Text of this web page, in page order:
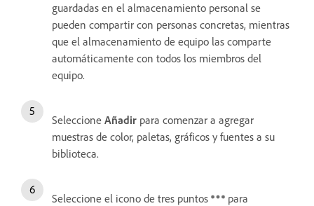
guardadas en el almacenamiento personal se
pueden compartir con personas concretas, mientras
que el almacenamiento de equipo las comparte
automáticamente con todos los miembros del
equipo.
Seleccione Añadir para comenzar a agregar
muestras de color, paletas, gráficos y fuentes a su
biblioteca.
Seleccione el icono de tres puntos
para